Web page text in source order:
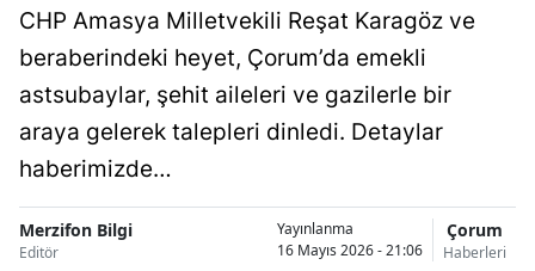
CHP Amasya Milletvekili Reşat Karagöz ve
beraberindeki heyet, Çorum’da emekli
astsubaylar, şehit aileleri ve gazilerle bir
araya gelerek talepleri dinledi. Detaylar
haberimizde…
Merzifon Bilgi
Editör
Yayınlanma
16 Mayıs 2026 - 21:06
Çorum
Haberleri